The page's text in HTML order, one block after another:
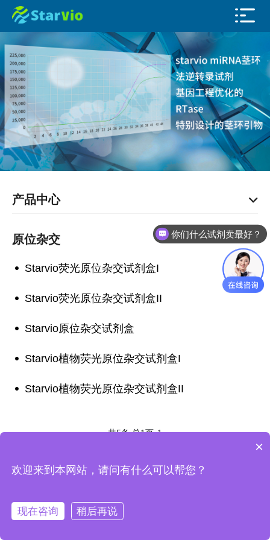
产品中心
原位杂交
Starvio荧光原位杂交试剂盒I
Starvio荧光原位杂交试剂盒II
Starvio原位杂交试剂盒
Starvio植物荧光原位杂交试剂盒I
Starvio植物荧光原位杂交试剂盒II
共5条,总1页 1
你们什么试剂卖最好？
×
欢迎来到本网站，请问有什么可以帮您？
现在咨询 稍后再说